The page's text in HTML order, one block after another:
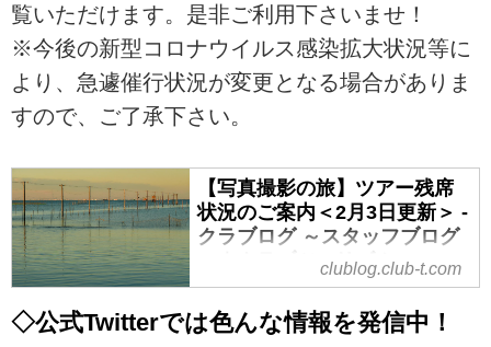
覧いただけます。是非ご利用下さいませ！
※今後の新型コロナウイルス感染拡大状況等に
より、急遽催行状況が変更となる場合がありま
すので、ご了承下さい。
【写真撮影の旅】ツアー残席
状況のご案内＜2月3日更新＞ -
クラブログ ～スタッフブログ
～｜クラブツーリズム
ろ？」「◇月◇日出発のツアーの
clublog.club-t.com
◇公式Twitterでは色んな情報を発信中！